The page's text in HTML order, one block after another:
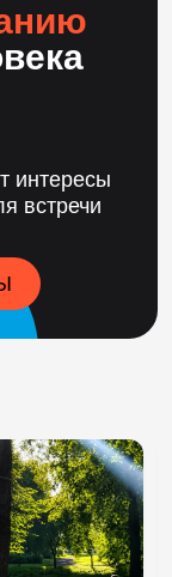
интересы
встречи